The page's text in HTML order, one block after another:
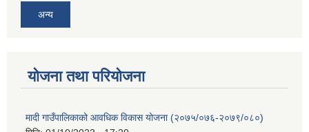
अन्य
योजना तथा परियोजना
मादी गाउँपालिकाको आवधिक विकास योजना (२०७५/०७६-२०७९/०८०)